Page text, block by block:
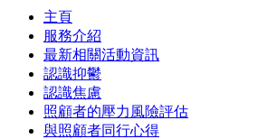
主頁
服務介紹
最新相關活動資訊
認識抑鬱
認識焦慮
照顧者的壓力風險評估
與照顧者同行心得